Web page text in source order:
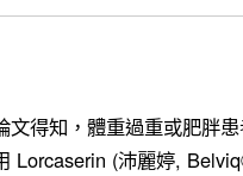
文得知，體重過重或肥胖
Lorcaserin (沛麗婷,